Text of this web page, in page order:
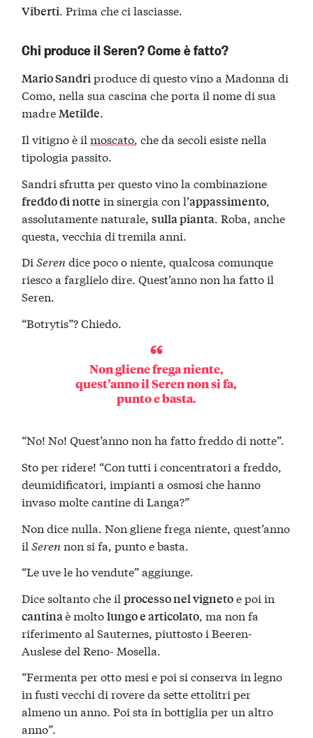
Viberti. Prima che ci lasciasse.
Chi produce il Seren? Come è fatto?
Mario Sandriproduce di questo vino a Madonna di
Como, nella sua cascina che porta il nome di sua
madreMetilde.
Il vitigno è ilmoscato, che da secoli esiste nella
tipologia passito.
Sandri sfrutta per questo vino la combinazione
freddo di notte in sinergia con l’appassimento
assolutamente naturale,sulla pianta . Roba, anche
questa, vecchia di tremila anni.
DiSeren dice poco o niente, qualcosa comunque
riesco a farglielo dire. Quest’anno non ha fatto il
Seren.
“Botrytis”? Chiedo.
Non gliene frega niente,
quest’anno il Seren non si fa,
punto e basta.
“No! No! Quest’anno non ha fatto freddo di notte”.
Sto per ridere! “Con tutti i concentratori a freddo,
deumidificatori, impianti a osmosi che hanno
invaso molte cantine di Langa?”
Non dice nulla. Non gliene frega niente, quest’anno
ilSeren non si fa, punto e basta.
“Le uve le ho vendute” aggiunge.
Dice soltanto che ilprocesso nel vignetoe poi in
cantinaè moltolungo e articolato, ma non fa
riferimento al Sauternes, piuttosto i Beeren-
Auslese del Reno- Mosella.
“Fermenta per otto mesi e poi si conserva in legno
in fusti vecchi di rovere da sette ettolitri per
almeno un anno. Poi sta in bottiglia per un altro
anno”.